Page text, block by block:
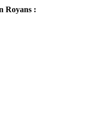
Royans :